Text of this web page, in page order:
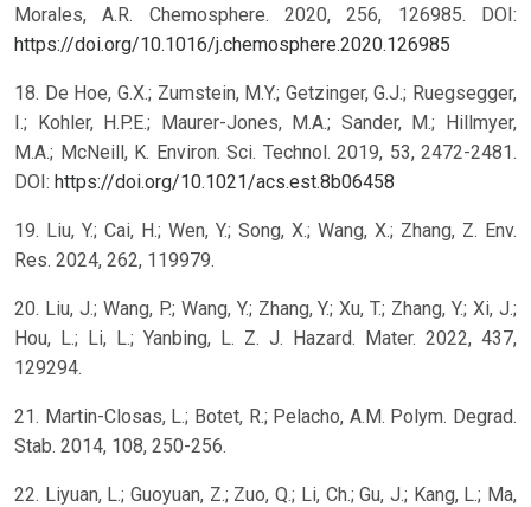
Morales, A.R. Chemosphere. 2020, 256, 126985. DOI:
https://doi.org/10.1016/j.chemosphere.2020.126985
18. De Hoe, G.X.; Zumstein, M.Y.; Getzinger, G.J.; Ruegsegger,
I.; Kohler, H.P.E.; Maurer-Jones, M.A.; Sander, M.; Hillmyer,
M.A.; McNeill, K. Environ. Sci. Technol. 2019, 53, 2472-2481.
DOI: https://doi.org/10.1021/acs.est.8b06458
19. Liu, Y.; Cai, H.; Wen, Y.; Song, X.; Wang, X.; Zhang, Z. Env.
Res. 2024, 262, 119979.
20. Liu, J.; Wang, P.; Wang, Y.; Zhang, Y.; Xu, T.; Zhang, Y.; Xi, J.;
Hou, L.; Li, L.; Yanbing, L. Z. J. Hazard. Mater. 2022, 437,
129294.
21. Martin-Closas, L.; Botet, R.; Pelacho, A.M. Polym. Degrad.
Stab. 2014, 108, 250-256.
22. Liyuan, L.; Guoyuan, Z.; Zuo, Q.; Li, Ch.; Gu, J.; Kang, L.; Ma,